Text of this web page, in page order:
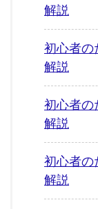
解説
初心者
解説
初心者
解説
初心者
解説